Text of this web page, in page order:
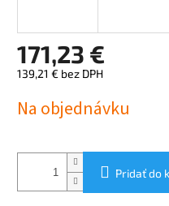
171,23 €
139,21 € bez DPH
cena:
Na objednávku
Pridať do